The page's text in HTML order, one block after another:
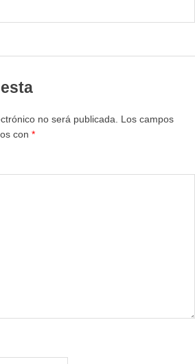
no será publicada. Los campos
con *